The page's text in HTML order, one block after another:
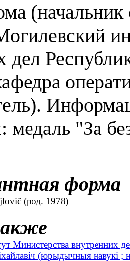
(начальник
дел
"За
форма
(род. 1978)
Министерства внутренних
(юрыдычныя навукі ;